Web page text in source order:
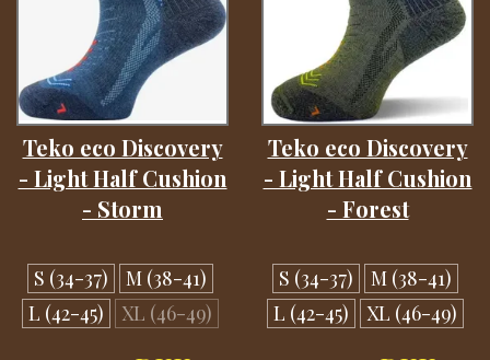
Teko eco Discovery
- Light Half Cushion
- Storm
S (34-37)
M (38-41)
L (42-45)
XL (46-49)
Teko eco Discovery
- Light Half Cushion
- Forest
S (34-37)
M (38-41)
L (42-45)
XL (46-49)